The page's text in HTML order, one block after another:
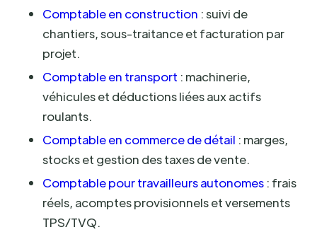
Comptable en construction : suivi de
chantiers, sous-traitance et facturation par
projet.
Comptable en transport : machinerie,
véhicules et déductions liées aux actifs
roulants.
Comptable en commerce de détail : marges,
stocks et gestion des taxes de vente.
Comptable pour travailleurs autonomes : frais
réels, acomptes provisionnels et versements
TPS/TVQ.